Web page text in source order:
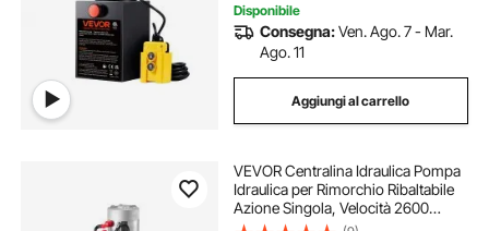
Disponibile
Consegna:Ven. Ago. 7 - Mar.
Ago. 11
Aggiungi al carrello
VEVOR Centralina Idraulica Pompa
Idraulica per Rimorchio Ribaltabile
Azione Singola, Velocità 2600
giri/min, Pressione d'Olio 2320-